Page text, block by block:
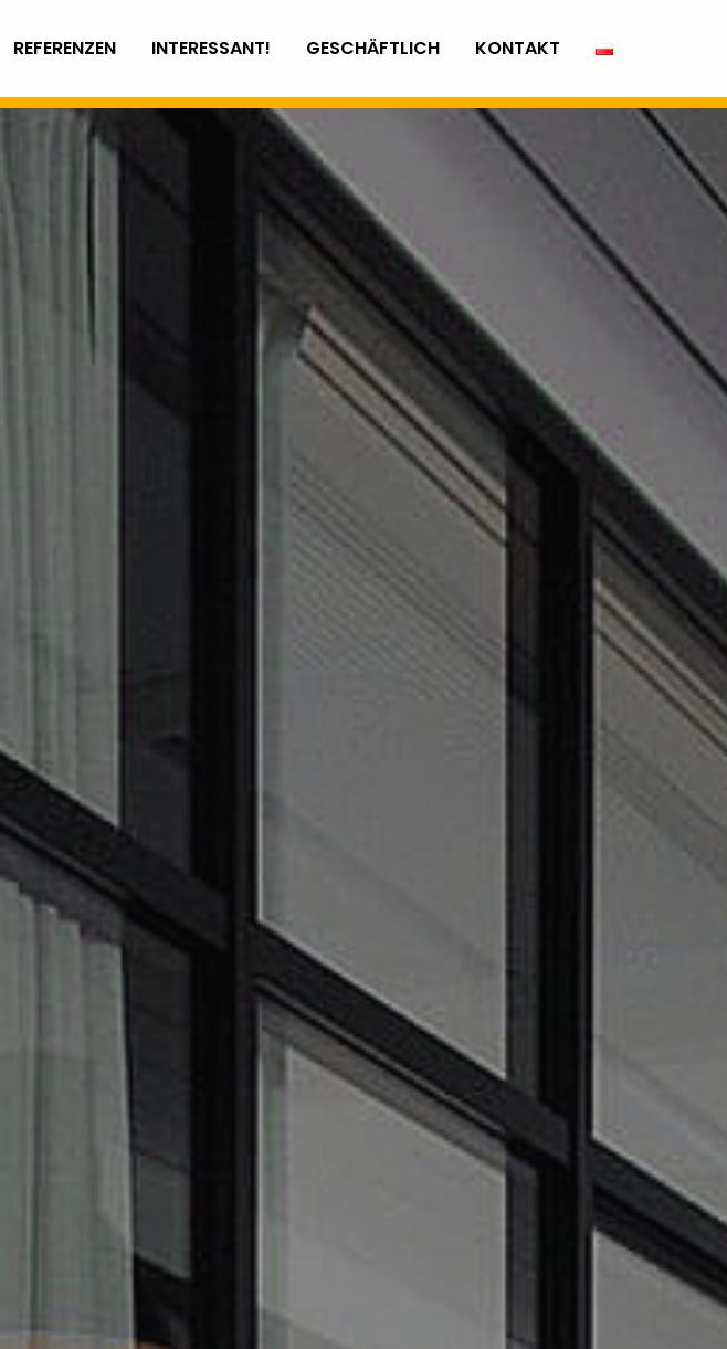
REFERENZEN INTERESSANT! GESCHÄFTLICH KONTAKT